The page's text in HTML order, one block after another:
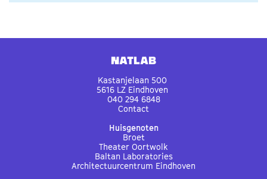
Natlab
Kastanjelaan 500
5616 LZ Eindhoven
040 294 6848
Contact
Huisgenoten
Broet
Theater Oortwolk
Baltan Laboratories
Architectuurcentrum Eindhoven